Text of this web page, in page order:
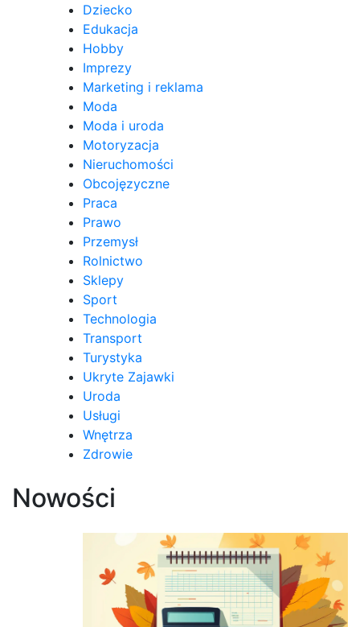
Dziecko
Edukacja
Hobby
Imprezy
Marketing i reklama
Moda
Moda i uroda
Motoryzacja
Nieruchomości
Obcojęzyczne
Praca
Prawo
Przemysł
Rolnictwo
Sklepy
Sport
Technologia
Transport
Turystyka
Ukryte Zajawki
Uroda
Usługi
Wnętrza
Zdrowie
Nowości